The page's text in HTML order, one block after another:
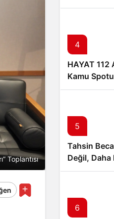
Toplantısı
Üreticisine
4
HAYAT 112
Kamu
İndirmeyi
5
Tahsin
Değil, Daha
6